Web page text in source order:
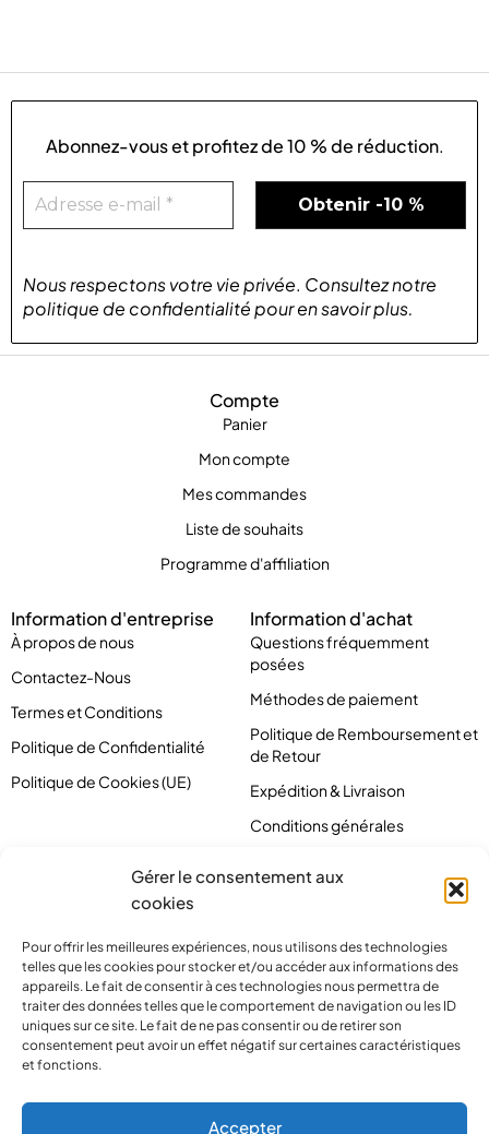
Gérer le consentement aux
cookies
Pour offrir les meilleures expériences, nous utilisons des technologies
telles que les cookies pour stocker et/ou accéder aux informations des
appareils. Le fait de consentir à ces technologies nous permettra de
traiter des données telles que le comportement de navigation ou les ID
uniques sur ce site. Le fait de ne pas consentir ou de retirer son
consentement peut avoir un effet négatif sur certaines caractéristiques
et fonctions.
Accepter
contact@pirlove.com
Compte
Panier
Mon compte
Mes commandes
Liste de souhaits
Programme d'affiliation
Information d'entreprise
À propos de nous
Contactez-Nous
Termes et Conditions
Politique de Confidentialité
Politique de Cookies (UE)
Information d'achat
Questions fréquemment
posées
Méthodes de paiement
Politique de Remboursement et
de Retour
Expédition & Livraison
Conditions générales
Abonnez-vous et profitez de10 % de réduction.
Nous respectons votre vie privée. Consultez notre
politique de confidentialitépouren savoir plus.